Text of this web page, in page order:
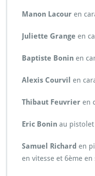
Manon Lacour en
Juliette Grange en
Baptiste Bonin en
Alexis Courvil en
Thibaut Feuvrier en
Eric Bonin au
Samuel Richard en
en vitesse et 6ème